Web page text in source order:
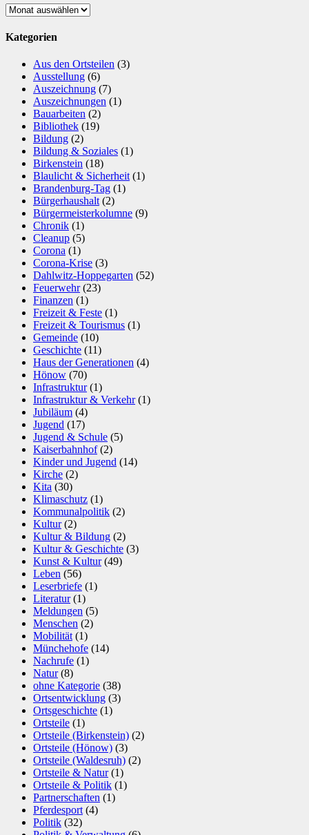
Archiv
Kategorien
Aus den Ortsteilen (3)
Ausstellung (6)
Auszeichnung (7)
Auszeichnungen (1)
Bauarbeiten (2)
Bibliothek (19)
Bildung (2)
Bildung & Soziales (1)
Birkenstein (18)
Blaulicht & Sicherheit(1)
Brandenburg-Tag (1)
Bürgerhaushalt(2)
Bürgermeisterkolumne (9)
Chronik (1)
Cleanup (5)
Corona (1)
Corona-Krise (3)
Dahlwitz-Hoppegarten (52)
Feuerwehr(23)
Finanzen (1)
Freizeit & Feste (1)
Freizeit & Tourismus (1)
Gemeinde (10)
Geschichte (11)
Haus der Generationen (4)
Hönow (70)
Infrastruktur(1)
Infrastruktur & Verkehr(1)
Jubiläum (4)
Jugend (17)
Jugend & Schule (5)
Kaiserbahnhof(2)
Kinder und Jugend (14)
Kirche (2)
Kita (30)
Klimaschutz (1)
Kommunalpolitik (2)
Kultur(2)
Kultur & Bildung (2)
Kultur & Geschichte (3)
Kunst & Kultur(49)
Leben (56)
Leserbriefe (1)
Literatur(1)
Meldungen (5)
Menschen (2)
Mobilität(1)
Münchehofe (14)
Nachrufe (1)
Natur(8)
ohne Kategorie (38)
Ortsentwicklung (3)
Ortsgeschichte (1)
Ortsteile (1)
Ortsteile (Birkenstein) (2)
Ortsteile (Hönow) (3)
Ortsteile (Waldesruh) (2)
Ortsteile & Natur(1)
Ortsteile & Politik (1)
Partnerschaften (1)
Pferdesport(4)
Politik (32)